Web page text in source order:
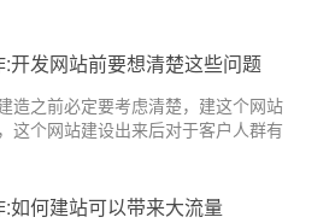
是壹起航关于一些移动网站制作需求
:开发网站前要想清楚这些问题
造之前必定要考虑清楚，建这个网站
这个网站建设出来后对于客户人群有
于企业和个人的开展才会有协助。下
:如何建站可以带来大流量